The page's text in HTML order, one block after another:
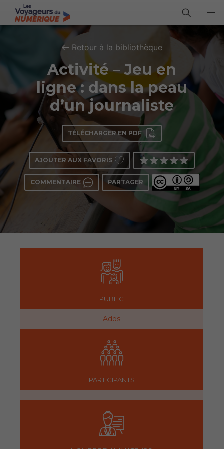
Retour à la bibliothèque
Activité – Jeu en
ligne : dans la peau
d’un journaliste
TÉLÉCHARGER EN PDF
AJOUTER AUX FAVORIS
COMMENTAIRE PARTAGER
PUBLIC
Ados
PARTICIPANTS